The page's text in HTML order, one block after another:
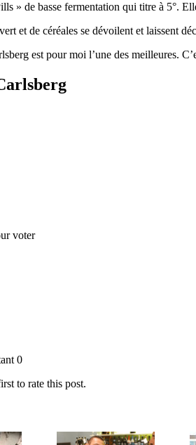
» de basse fermentation qui titre à 5°.
et de céréales se dévoilent et laissent
est pour moi l’une des meilleures.
voter
0
to rate this post.